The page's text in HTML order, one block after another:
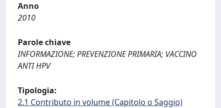
Anno
2010
Parole chiave
INFORMAZIONE; PREVENZIONE PRIMARIA; VACCINO
ANTI HPV
Tipologia:
2.1 Contributo in volume (Capitolo o Saggio)